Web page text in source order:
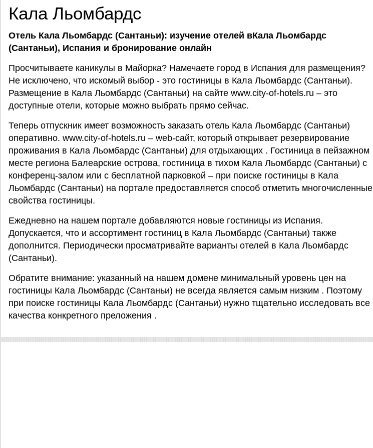
Кала Льомбардс
Отель Кала Льомбардс (Сантаньи): изучение отелей вКала Льомбардс
(Сантаньи), Испания и бронирование онлайн
Просчитываете каникулы в Майорка? Намечаете город в Испания для размещения?
Не исключено, что искомый выбор - это гостиницы в Кала Льомбардс (Сантаньи).
Размещение в Кала Льомбардс (Сантаньи) на сайте www.city-of-hotels.ru – это
доступные отели, которые можно выбрать прямо сейчас.
Теперь отпускник имеет возможность заказать отель Кала Льомбардс (Сантаньи)
оперативно. www.city-of-hotels.ru – web-сайт, который открывает резервирование
проживания в Кала Льомбардс (Сантаньи) для отдыхающих . Гостиница в пейзажном
месте региона Балеарские острова, гостиница в тихом Кала Льомбардс (Сантаньи) с
конференц-залом или с бесплатной парковкой – при поиске гостиницы в Кала
Льомбардс (Сантаньи) на портале предоставляется способ отметить многочисленные
свойства гостиницы.
Ежедневно на нашем портале добавляются новые гостиницы из Испания.
Допускается, что и ассортимент гостиниц в Кала Льомбардс (Сантаньи) также
дополнится. Периодически просматривайте варианты отелей в Кала Льомбардс
(Сантаньи).
Обратите внимание: указанный на нашем домене минимальный уровень цен на
гостиницы Кала Льомбардс (Сантаньи) не всегда является самым низким . Поэтому
при поиске гостиницы Кала Льомбардс (Сантаньи) нужно тщательно исследовать все
качества конкретного преложения .